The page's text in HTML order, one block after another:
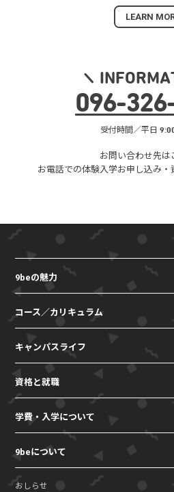
LEARN
096-326
受付時間／平日
お問い合わせ先は
お電話での体験入学お申し込み・
9beの魅力
コース／カリキュラム
キャンパスライフ
資格と就職
学費・入学について
9beについて
おしらせ